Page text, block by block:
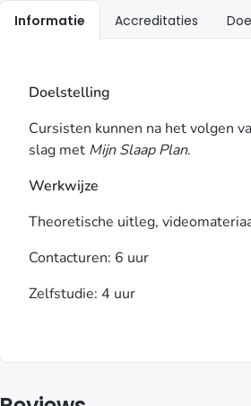
Informatie Accreditaties
Doelstelling
Cursisten kunnen na het volgen
slag met Mijn Slaap Plan.
Werkwijze
Theoretische uitleg,
Contacturen: 6 uur
Zelfstudie: 4 uur